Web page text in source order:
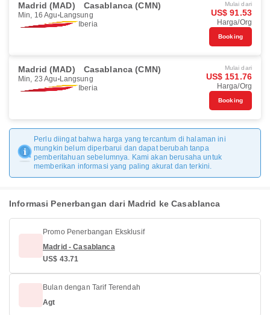
Madrid (MAD) Casablanca (CMN)
Min, 16 Agu Langsung
Iberia
Mulai dari
US$ 91.53
Harga/Org
Booking
Madrid (MAD) Casablanca (CMN)
Min, 23 Agu Langsung
Iberia
Mulai dari
US$ 151.76
Harga/Org
Booking
Perlu diingat bahwa harga yang tercantum di halaman ini
mungkin belum diperbarui dan dapat berubah tanpa
pemberitahuan sebelumnya. Kami akan berusaha untuk
memberikan informasi yang paling akurat dan terkini.
Informasi Penerbangan dari Madrid ke Casablanca
Promo Penerbangan Eksklusif
Madrid - Casablanca
US$ 43.71
Bulan dengan Tarif Terendah
Agt